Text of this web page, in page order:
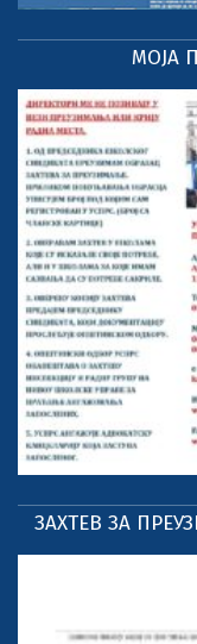
МОЈА
ЗАХТЕВ ЗА